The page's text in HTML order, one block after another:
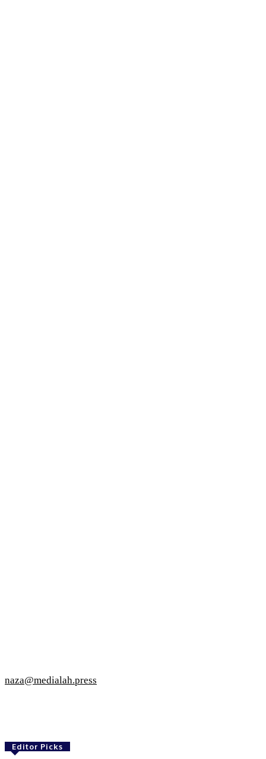
naza@medialah.press
Editor Picks